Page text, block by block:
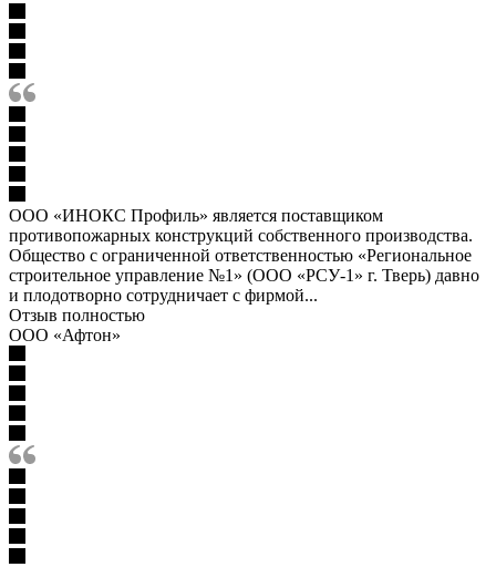
ООО «ИНОКС Профиль» является поставщиком
противопожарных конструкций собственного производства.
Общество с ограниченной ответственностью «Региональное
строительное управление №1» (ООО «РСУ-1» г. Тверь) давно
и плодотворно сотрудничает с фирмой...
Отзыв полностью
ООО «Афтон»